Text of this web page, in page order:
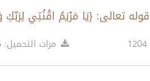
مرات التحميل: 655